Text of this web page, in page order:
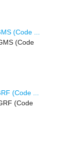
(Code ...
(Code
(Code ...
(Code